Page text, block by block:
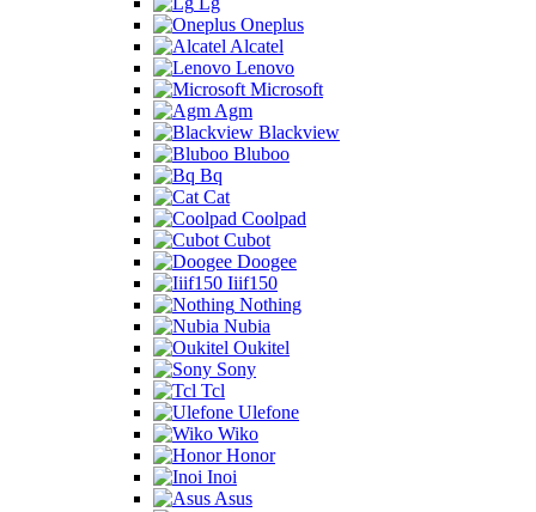
Oneplus
Alcatel
Lenovo
Microsoft
Agm
Blackview
Bluboo
Bq
Cat
Coolpad
Cubot
Doogee
Iiif150
Nothing
Nubia
Oukitel
Sony
Tcl
Ulefone
Wiko
Honor
Inoi
Asus